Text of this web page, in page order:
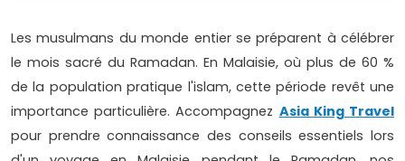
Les musulmans du monde entier se préparent à célébrer
le mois sacré du Ramadan. En Malaisie, où plus de 60 %
de la population pratique l'islam, cette période revêt une
importance particulière. Accompagnez Asia King Travel
pour prendre connaissance des conseils essentiels lors